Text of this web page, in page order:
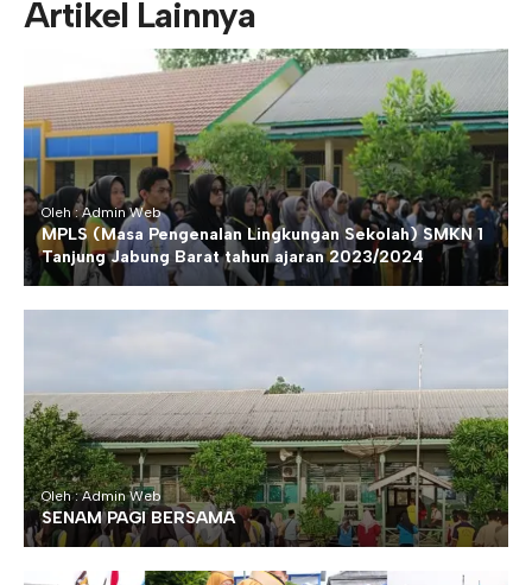
Artikel Lainnya
Oleh : Admin Web
MPLS (Masa Pengenalan Lingkungan Sekolah) SMKN 1
Tanjung Jabung Barat tahun ajaran 2023/2024
Oleh : Admin Web
SENAM PAGI BERSAMA